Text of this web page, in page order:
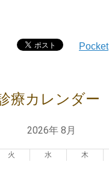
Pocket
療カレンダー
2026年 8月
火 水 木